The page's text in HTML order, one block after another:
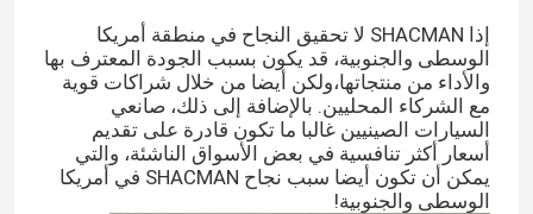
إذا SHACMAN لا تحقيق النجاح في منطقة أمريكا
الوسطى والجنوبية، قد يكون بسبب الجودة المعترف بها
والأداء من منتجاتها،ولكن أيضا من خلال شراكات قوية
مع الشركاء المحليين. بالإضافة إلى ذلك، صانعي
السيارات الصينيين غالبا ما تكون قادرة على تقديم
أسعار أكثر تنافسية في بعض الأسواق الناشئة، والتي
يمكن أن تكون أيضا سبب نجاح SHACMAN في أمريكا
الوسطى والجنوبية!